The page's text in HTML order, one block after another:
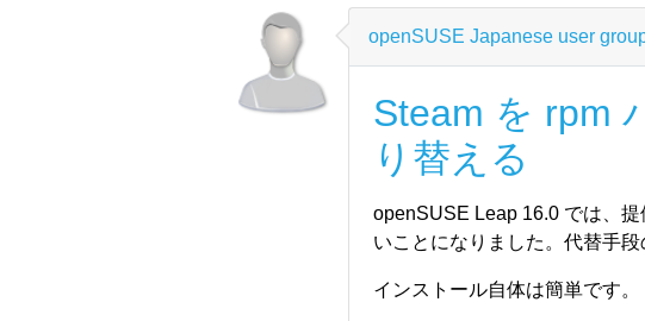
以下のコマンドでリポジトリ
sudo zypper ar -c https://
sudo zypper in -r
このリポジトリのカーネルは
トが有効なPCで使うには、こ
と、起動させてくれません。
openSUSE Japanese user
Steam を rpm
り替える
openSUSE Leap 16.0 では、
いことになりました。代替手段
インストール自体は簡単です。